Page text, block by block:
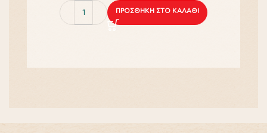
ΠΡΟΣΘΉΚΗ ΣΤΟ ΚΑΛΆΘΙ